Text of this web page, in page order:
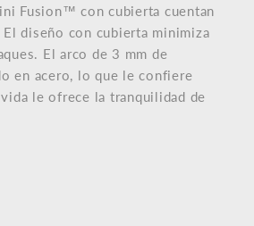
Fusion™ con cubierta cuentan
diseño con cubierta minimiza
El arco de 3 mm de
en acero, lo que le confiere
le ofrece la tranquilidad de